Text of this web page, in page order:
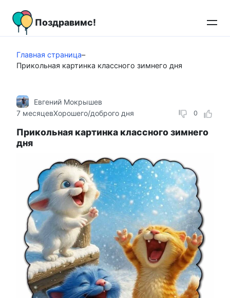
контенту
Поздравимс!
Главная страница–
Прикольная картинка классного зимнего дня
0
Евгений Мокрышев
7 месяцевХорошего/доброго дня
Прикольная картинка классного зимнего
дня